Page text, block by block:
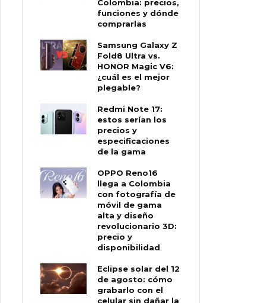
Colombia: precios,
funciones y dónde
comprarlas
Samsung Galaxy Z
Fold8 Ultra vs.
HONOR Magic V6:
¿cuál es el mejor
plegable?
Redmi Note 17:
estos serían los
precios y
especificaciones
de la gama
OPPO Reno16
llega a Colombia
con fotografía de
móvil de gama
alta y diseño
revolucionario 3D:
precio y
disponibilidad
Eclipse solar del 12
de agosto: cómo
grabarlo con el
celular sin dañar la